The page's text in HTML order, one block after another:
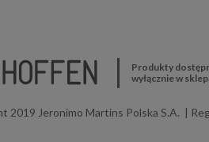
Produkty
wyłącznie w
2019 Jeronimo Martins Polska S.A.